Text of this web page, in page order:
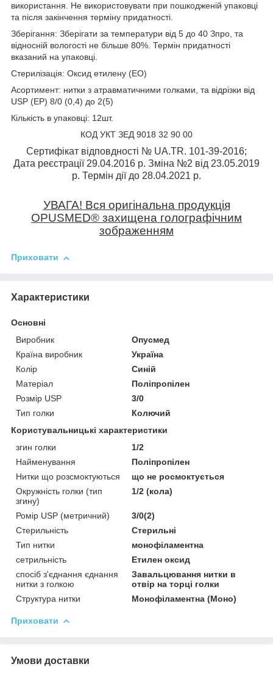
використання. Не використовувати при пошкодженій упаковці
та після закінчення терміну придатності.
Зберігання: Зберігати за температури від 5 до 40 Зпро, та
відносній вологості не більше 80%. Термін придатності
вказаний на упаковці.
Стерилізація: Оксид етилену (ЕО)
Асортимент: нитки з атравматичними голками, та відрізки від
USP (EP) 8/0 (0,4) до 2(5)
Кількість в упаковці: 12шт.
КОД УКТ ЗЕД 9018 32 90 00
Сертифікат відповдності № UA.TR. 101-39-2016;
Дата реєстрації 29.04.2016 р. Зміна №2 від 23.05.2019
р. Термін дії до 28.04.2021 р.
УВАГА! Вся оригінальна продукція
OPUSMED® захищена голографічним
зображенням
Приховати
Характеристики
Основні
Виробник
Опусмед
Країна виробник
Україна
Колір
Синій
Матеріал
Поліпропілен
Розмір USP
3/0
Тип голки
Колючий
Користувальницькі характеристики
згин голки
1/2
Найменування
Поліпропілен
Нитки що розсмоктуються
що не росмоктується
Окружність голки (тип
згину)
1/2 (кола)
Ромір USP (метричний)
3/0(2)
Стерильність
Стерильні
Тип нитки
монофіламентна
сетрильність
Етилен оксид
спосіб з'єднання єднання
нитки з голкою
Завальцювання нитки в
отвір на торці голки
Структура нитки
Монофіламентна (Моно)
Приховати
Умови доставки